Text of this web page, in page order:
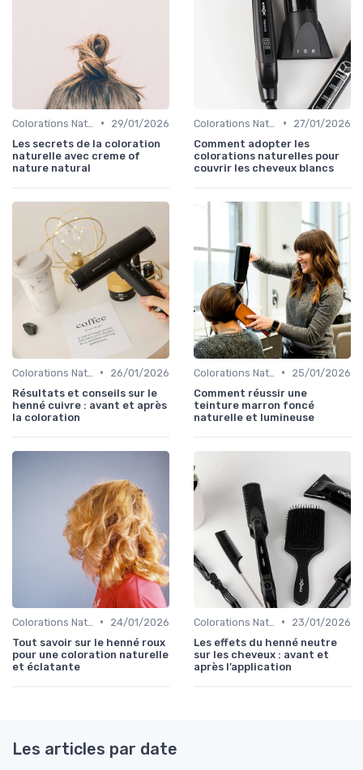
•
29/01/2026
Les secrets de la coloration
naturelle avec creme of
nature natural
•
27/01/2026
Comment adopter les
colorations naturelles pour
couvrir les cheveux blancs
•
26/01/2026
Résultats et conseils sur le
henné cuivre : avant et après
la coloration
•
25/01/2026
Comment réussir une
teinture marron foncé
naturelle et lumineuse
•
24/01/2026
Tout savoir sur le henné roux
pour une coloration naturelle
et éclatante
•
23/01/2026
Les effets du henné neutre
sur les cheveux : avant et
après l’application
Les articles par date